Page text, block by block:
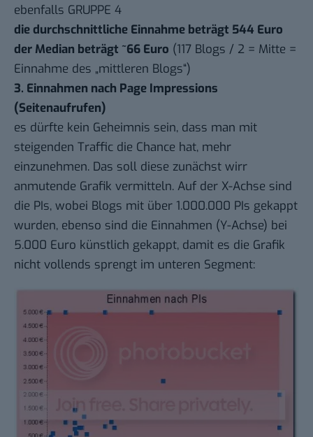
ebenfalls GRUPPE 4
die durchschnittliche Einnahme beträgt 544 Euro
der Median beträgt ~66 Euro (117 Blogs / 2 = Mitte =
Einnahme des „mittleren Blogs“)
3. Einnahmen nach Page Impressions
(Seitenaufrufen)
es dürfte kein Geheimnis sein, dass man mit
steigenden Traffic die Chance hat, mehr
einzunehmen. Das soll diese zunächst wirr
anmutende Grafik vermitteln. Auf der X-Achse sind
die PIs, wobei Blogs mit über 1.000.000 PIs gekappt
wurden, ebenso sind die Einnahmen (Y-Achse) bei
5.000 Euro künstlich gekappt, damit es die Grafik
nicht vollends sprengt im unteren Segment: